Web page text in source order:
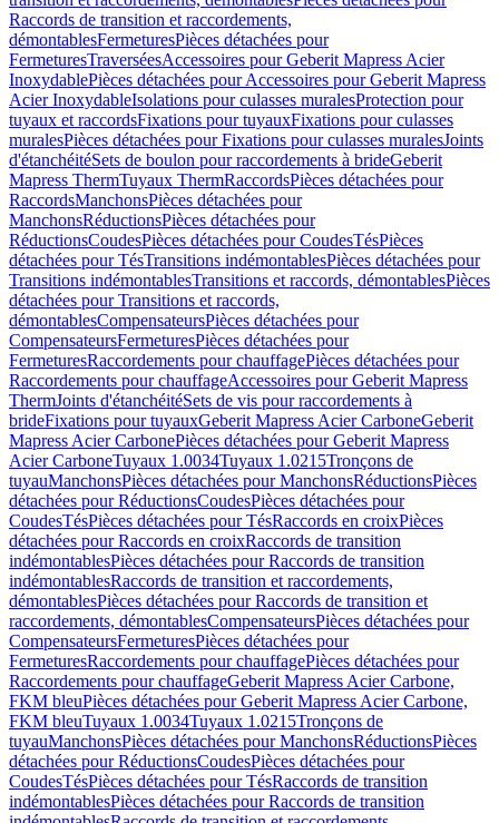
Raccords de transition et raccordements,
démontablesFermeturesPièces détachées pour
FermeturesTraverséesAccessoires pour Geberit Mapress Acier
InoxydablePièces détachées pour Accessoires pour Geberit Mapress
Acier InoxydableIsolations pour culasses muralesProtection pour
tuyaux et raccordsFixations pour tuyauxFixations pour culasses
muralesPièces détachées pour Fixations pour culasses muralesJoints
d'étanchéitéSets de boulon pour raccordements à brideGeberit
Mapress ThermTuyaux ThermRaccordsPièces détachées pour
RaccordsManchonsPièces détachées pour
ManchonsRéductionsPièces détachées pour
RéductionsCoudesPièces détachées pour CoudesTésPièces
détachées pour TésTransitions indémontablesPièces détachées pour
Transitions indémontablesTransitions et raccords, démontablesPièces
détachées pour Transitions et raccords,
démontablesCompensateursPièces détachées pour
CompensateursFermeturesPièces détachées pour
FermeturesRaccordements pour chauffagePièces détachées pour
Raccordements pour chauffageAccessoires pour Geberit Mapress
ThermJoints d'étanchéitéSets de vis pour raccordements à
brideFixations pour tuyauxGeberit Mapress Acier CarboneGeberit
Mapress Acier CarbonePièces détachées pour Geberit Mapress
Acier CarboneTuyaux 1.0034Tuyaux 1.0215Tronçons de
tuyauManchonsPièces détachées pour ManchonsRéductionsPièces
détachées pour RéductionsCoudesPièces détachées pour
CoudesTésPièces détachées pour TésRaccords en croixPièces
détachées pour Raccords en croixRaccords de transition
indémontablesPièces détachées pour Raccords de transition
indémontablesRaccords de transition et raccordements,
démontablesPièces détachées pour Raccords de transition et
raccordements, démontablesCompensateursPièces détachées pour
CompensateursFermeturesPièces détachées pour
FermeturesRaccordements pour chauffagePièces détachées pour
Raccordements pour chauffageGeberit Mapress Acier Carbone,
FKM bleuPièces détachées pour Geberit Mapress Acier Carbone,
FKM bleuTuyaux 1.0034Tuyaux 1.0215Tronçons de
tuyauManchonsPièces détachées pour ManchonsRéductionsPièces
détachées pour RéductionsCoudesPièces détachées pour
CoudesTésPièces détachées pour TésRaccords de transition
indémontablesPièces détachées pour Raccords de transition